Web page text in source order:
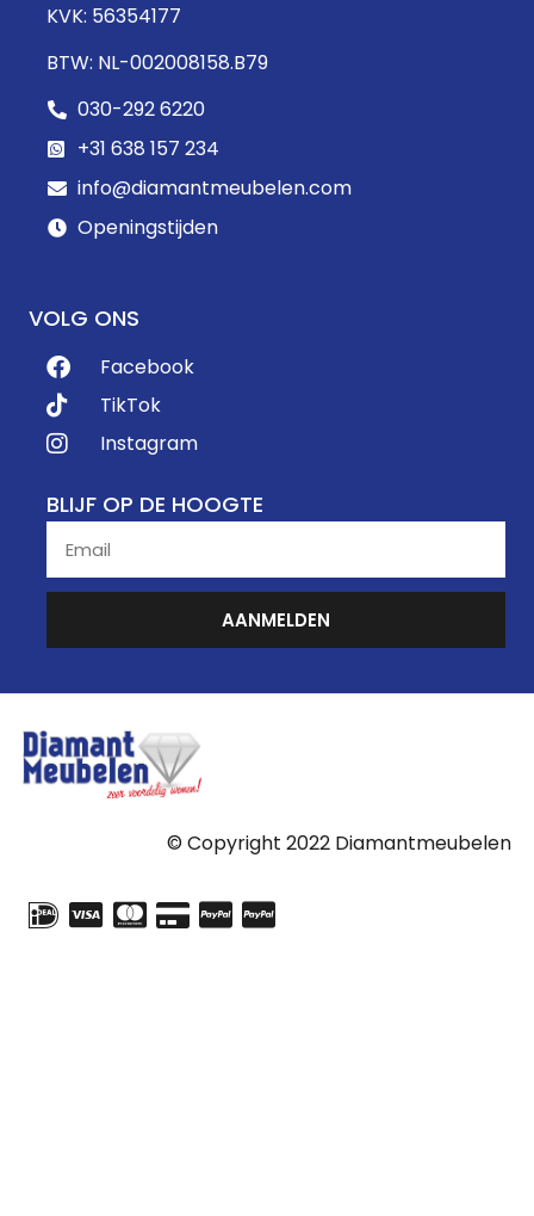
KVK: 56354177
BTW: NL-002008158.B79
030-292 6220
+31 638 157 234
info@diamantmeubelen.com
Openingstijden
VOLG ONS
Facebook
TikTok
Instagram
BLIJF OP DE HOOGTE
AANMELDEN
© Copyright 2022 Diamantmeubelen